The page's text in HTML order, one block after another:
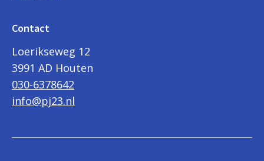
Contact
Loerikseweg 12
3991 AD Houten
030-6378642
info@pj23.nl